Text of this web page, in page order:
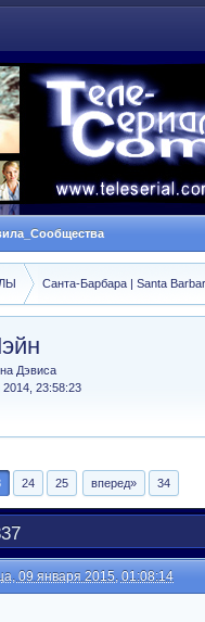
Санта-Барбара | Santa
Дэвиса
2014, 23:58:23
24 25 вперед» 34
09 января 2015, 01:08:14